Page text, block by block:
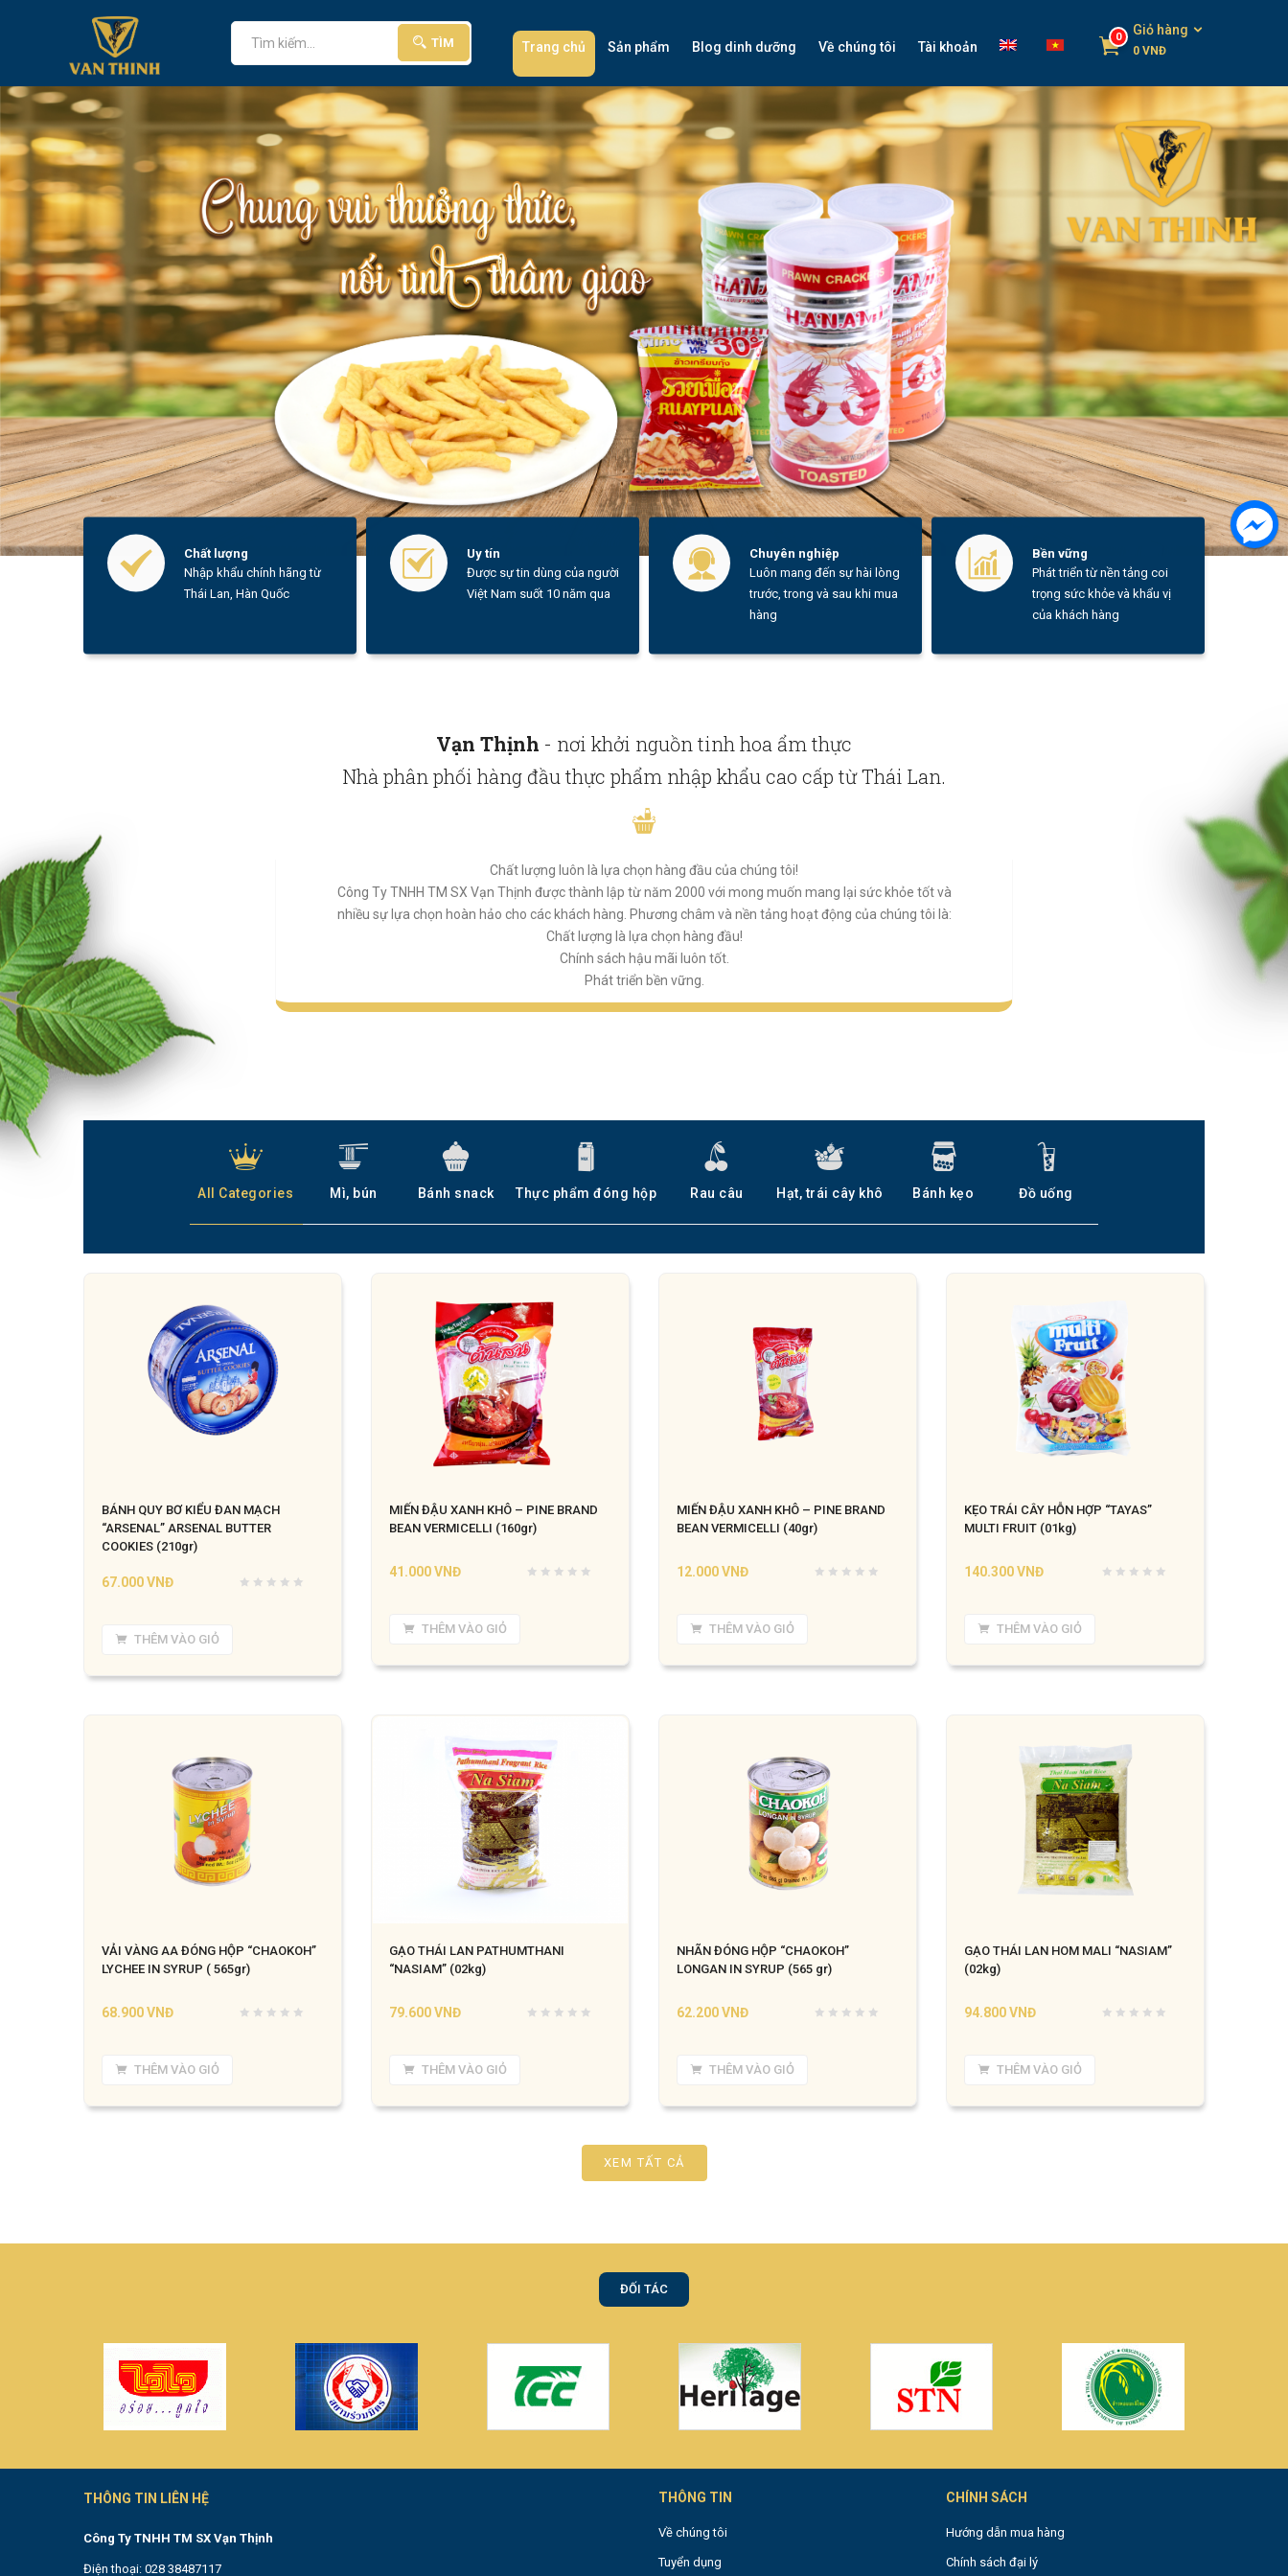
TÌM Trang chủ Sản phẩm Blog dinh dưỡng Về chúng tôi Tài khoản
0 Giỏ hàng
0 VNĐ
Chất lượng
Nhập khẩu chính hãng từ
Thái Lan, Hàn Quốc
Uy tín
Được sự tin dùng của người
Việt Nam suốt 10 năm qua
Chuyên nghiệp
Luôn mang đến sự hài lòng
trước, trong và sau khi mua
hàng
Bền vững
Phát triển từ nền tảng coi
trọng sức khỏe và khẩu vị
của khách hàng
Vạn Thịnh - nơi khởi nguồn tinh hoa ẩm thực
Nhà phân phối hàng đầu thực phẩm nhập khẩu cao cấp từ Thái Lan.
Chất lượng luôn là lựa chọn hàng đầu của chúng tôi!
Công Ty TNHH TM SX Vạn Thịnh được thành lập từ năm 2000 với mong muốn mang lại sức khỏe tốt và
nhiều sự lựa chọn hoàn hảo cho các khách hàng. Phương châm và nền tảng hoạt động của chúng tôi là:
Chất lượng là lựa chọn hàng đầu!
Chính sách hậu mãi luôn tốt.
Phát triển bền vững.
All Categories Mì, bún Bánh snack Thực phẩm đóng hộp Rau câu Hạt, trái cây khô Bánh kẹo Đồ uống
BÁNH QUY BƠ KIỂU ĐAN MẠCH
“ARSENAL” ARSENAL BUTTER
COOKIES (210gr)
67.000VNĐ
THÊM VÀO GIỎ
MIẾN ĐẬU XANH KHÔ – PINE BRAND
BEAN VERMICELLI (160gr)
41.000VNĐ
THÊM VÀO GIỎ
MIẾN ĐẬU XANH KHÔ – PINE BRAND
BEAN VERMICELLI (40gr)
12.000VNĐ
THÊM VÀO GIỎ
KẸO TRÁI CÂY HỖN HỢP “TAYAS”
MULTI FRUIT (01kg)
140.300VNĐ
THÊM VÀO GIỎ
VẢI VÀNG AA ĐÓNG HỘP “CHAOKOH”
LYCHEE IN SYRUP ( 565gr)
68.900VNĐ
THÊM VÀO GIỎ
GẠO THÁI LAN PATHUMTHANI
“NASIAM” (02kg)
79.600VNĐ
THÊM VÀO GIỎ
NHÃN ĐÓNG HỘP “CHAOKOH”
LONGAN IN SYRUP (565 gr)
62.200VNĐ
THÊM VÀO GIỎ
GẠO THÁI LAN HOM MALI “NASIAM”
(02kg)
94.800VNĐ
THÊM VÀO GIỎ
XEM TẤT CẢ
ĐỐI TÁC
THÔNG TIN LIÊN HỆ
Công Ty TNHH TM SX Vạn Thịnh
Điện thoại: 028 38487117
THÔNG TIN
Về chúng tôi
Tuyển dụng
CHÍNH SÁCH
Hướng dẫn mua hàng
Chính sách đại lý